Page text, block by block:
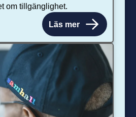
om tillgänglighet.
Läs mer